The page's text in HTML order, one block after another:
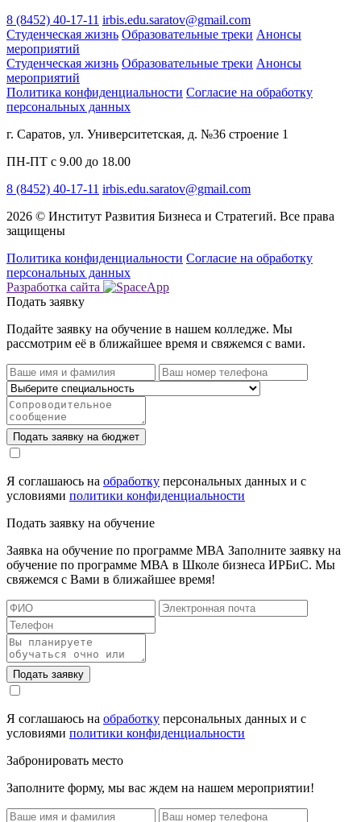
8 (8452) 40-17-11 irbis.edu.saratov@gmail.com
Студенческая жизнь Образовательные треки Анонсы
мероприятий
Студенческая жизнь Образовательные треки Анонсы
мероприятий
Политика конфиденциальности Cогласие на обработку
персональных данных
г. Саратов, ул. Университетская, д. №36 строение 1
ПН-ПТ с 9.00 до 18.00
8 (8452) 40-17-11 irbis.edu.saratov@gmail.com
2026 © Институт Развития Бизнеса и Стратегий. Все права
защищены
Политика конфиденциальности Cогласие на обработку
персональных данных
Разработка сайта
Подать заявку
Подайте заявку на обучение в нашем колледже. Мы
рассмотрим её в ближайшее время и свяжемся с вами.
Подать заявку на бюджет
Я соглашаюсь на обработку персональных данных и с
условиями политики конфиденциальности
Подать заявку на обучение
Заявка на обучение по программе МВА Заполните заявку на
обучение по программе МВА в Школе бизнеса ИРБиС. Мы
свяжемся с Вами в ближайшее время!
Подать заявку
Я соглашаюсь на обработку персональных данных и с
условиями политики конфиденциальности
Забронировать место
Заполните форму, мы вас ждем на нашем мероприятии!